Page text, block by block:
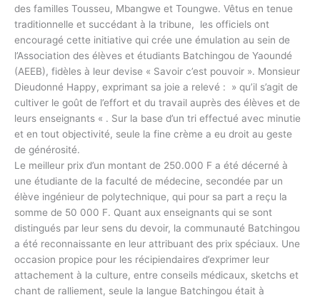
des familles Tousseu, Mbangwe et Toungwe. Vêtus en tenue
traditionnelle et succédant à la tribune, les officiels ont
encouragé cette initiative qui crée une émulation au sein de
l’Association des élèves et étudiants Batchingou de Yaoundé
(AEEB), fidèles à leur devise « Savoir c’est pouvoir ». Monsieur
Dieudonné Happy, exprimant sa joie a relevé : » qu’il s’agit de
cultiver le goût de l’effort et du travail auprès des élèves et de
leurs enseignants « . Sur la base d’un tri effectué avec minutie
et en tout objectivité, seule la fine crème a eu droit au geste
de générosité.
Le meilleur prix d’un montant de 250.000 F a été décerné à
une étudiante de la faculté de médecine, secondée par un
élève ingénieur de polytechnique, qui pour sa part a reçu la
somme de 50 000 F. Quant aux enseignants qui se sont
distingués par leur sens du devoir, la communauté Batchingou
a été reconnaissante en leur attribuant des prix spéciaux. Une
occasion propice pour les récipiendaires d’exprimer leur
attachement à la culture, entre conseils médicaux, sketchs et
chant de ralliement, seule la langue Batchingou était à